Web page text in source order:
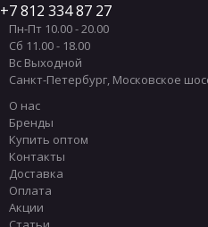
7 812 334 87 27
Пн-Пт 10.00 - 20.00
Сб 11.00 - 18.00
Вс Выходной
Санкт-Петербург, Московское
О нас
Бренды
Купить оптом
Контакты
Доставка
Оплата
Акции